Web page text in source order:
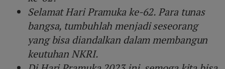
Selamat Hari Pramuka ke-62. Para tunas
bangsa, tumbuhlah menjadi seseorang
yang bisa diandalkan dalam membangun
keutuhan NKRI.